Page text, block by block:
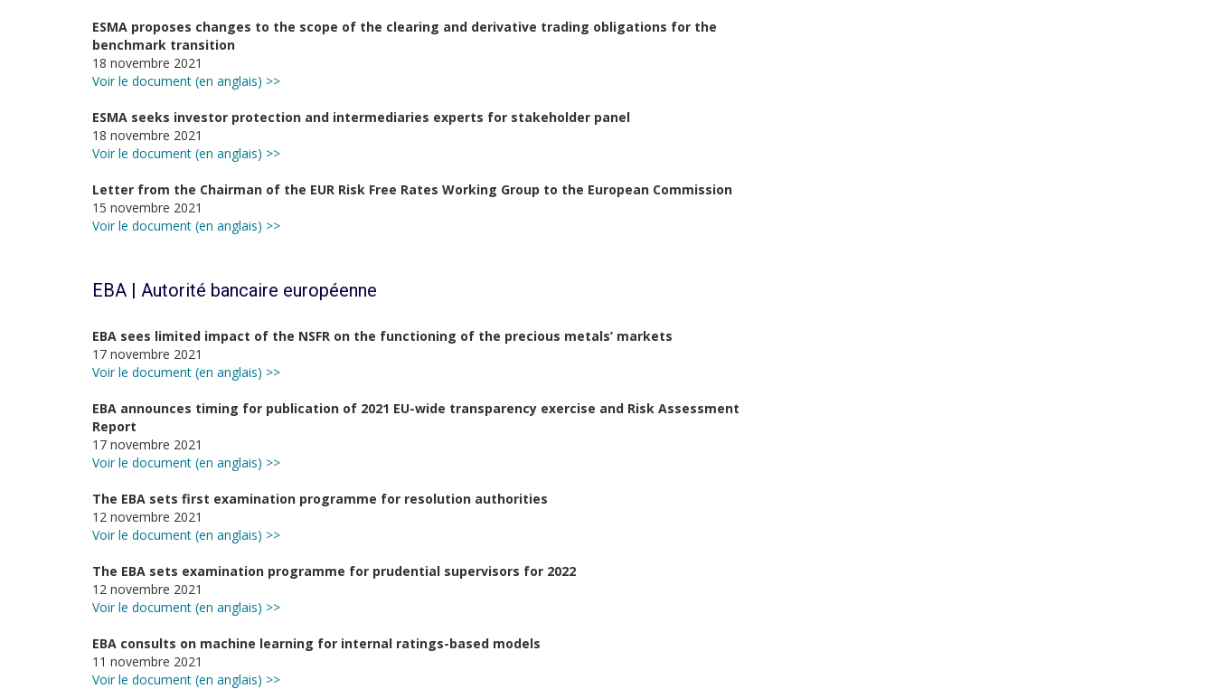
ESMA proposes changes to the scope of the clearing and derivative trading obligations for the
benchmark transition
18 novembre 2021
Voir le document (en anglais) >>
ESMA seeks investor protection and intermediaries experts for stakeholder panel
18 novembre 2021
Voir le document (en anglais) >>
Letter from the Chairman of the EUR Risk Free Rates Working Group to the European Commission
15 novembre 2021
Voir le document (en anglais) >>
EBA | Autorité bancaire européenne
EBA sees limited impact of the NSFR on the functioning of the precious metals’ markets
17 novembre 2021
Voir le document (en anglais) >>
EBA announces timing for publication of 2021 EU-wide transparency exercise and Risk Assessment
Report
17 novembre 2021
Voir le document (en anglais) >>
The EBA sets first examination programme for resolution authorities
12 novembre 2021
Voir le document (en anglais) >>
The EBA sets examination programme for prudential supervisors for 2022
12 novembre 2021
Voir le document (en anglais) >>
EBA consults on machine learning for internal ratings-based models
11 novembre 2021
Voir le document (en anglais) >>